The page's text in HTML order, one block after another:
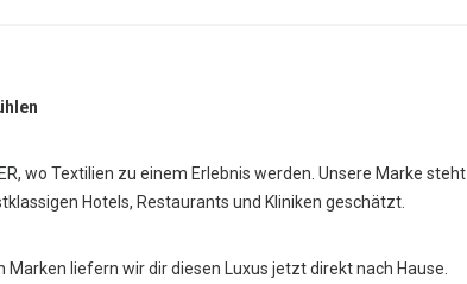
wo Textilien zu einem Erlebnis werden. Unsere Marke steht
Hotels, Restaurants und Kliniken geschätzt.
liefern wir dir diesen Luxus jetzt direkt nach Hause.